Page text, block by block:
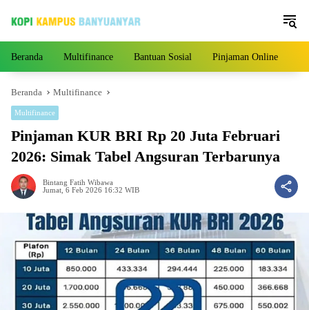
Beranda Multifinance Bantuan Sosial Pinjaman Online
Beranda Multifinance
Multifinance
Pinjaman KUR BRI Rp 20 Juta Februari
2026: Simak Tabel Angsuran Terbarunya
Bintang Fatih Wibawa
Jumat, 6 Feb 2026 16:32 WIB